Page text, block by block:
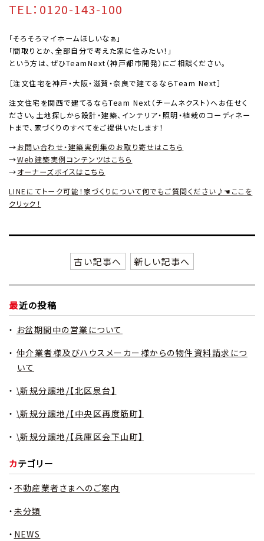
TEL：0120-143-100
「そろそろマイホームほしいなぁ」
「間取りとか、全部自分で考えた家に住みたい！」
という方は、ぜひTeamNext（神戸都市開発）にご相談ください。
［注文住宅を神戸・大阪・滋賀・奈良で建てるならTeam Next］
注文住宅を関西で建てるならTeam Next（チームネクスト）へお任せく
ださい。土地探しから設計・建築、インテリア・照明・植栽のコーディネー
トまで、家づくりのすべてをご提供いたします！
→お問い合わせ・建築実例集のお取り寄せはこちら
→Web建築実例コンテンツはこちら
→オーナーズボイスはこちら
LINEにてトーク可能！家づくりについて何でもご質問ください♪☚ここを
クリック！
古い記事へ 新しい記事へ
最近の投稿
お盆期間中の営業について
仲介業者様及びハウスメーカー様からの物件資料請求につ
いて
\新規分譲地/【北区泉台】
\新規分譲地/【中央区再度筋町】
\新規分譲地/【兵庫区会下山町】
カテゴリー
不動産業者さまへのご案内
未分類
NEWS